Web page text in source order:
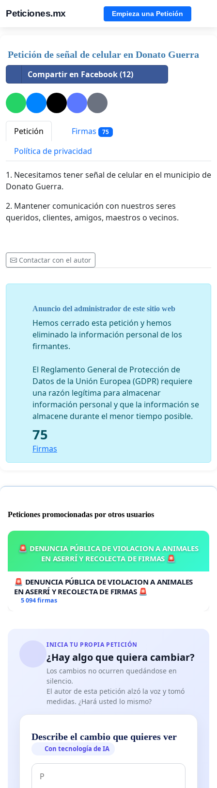
Peticiones.mx Empieza una Petición
Petición de señal de celular en Donato Guerra
Compartir en Facebook (12)
Petición Firmas 75
Política de privacidad
1. Necesitamos tener señal de celular en el municipio de
Donato Guerra.
2. Mantener comunicación con nuestros seres
queridos, clientes, amigos, maestros o vecinos.
Contactar con el autor
Anuncio del administrador de este sitio web
Hemos cerrado esta petición y hemos
eliminado la información personal de los
firmantes.
El Reglamento General de Protección de
Datos de la Unión Europea (GDPR) requiere
una razón legítima para almacenar
información personal y que la información se
almacene durante el menor tiempo posible.
75
Firmas
Peticiones promocionadas por otros usuarios
🚨 DENUNCIA PÚBLICA DE VIOLACION A ANIMALES
EN ASERRÍ Y RECOLECTA DE FIRMAS 🚨
🚨 DENUNCIA PÚBLICA DE VIOLACION A ANIMALES
EN ASERRÍ Y RECOLECTA DE FIRMAS 🚨
5 094 firmas
INICIA TU PROPIA PETICIÓN
¿Hay algo que quiera cambiar?
Los cambios no ocurren quedándose en
silencio.
El autor de esta petición alzó la voz y tomó
medidas. ¿Hará usted lo mismo?
Describe el cambio que quieres ver
Con tecnología de IA